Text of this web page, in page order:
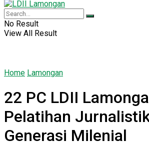
No Result
View All Result
Home Lamongan
22 PC LDII
Pelatihan
Generasi Milenial